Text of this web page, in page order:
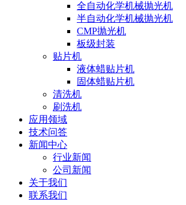
全自动化学机械抛光机
半自动化学机械抛光机
CMP抛光机
板级封装
贴片机
液体蜡贴片机
固体蜡贴片机
清洗机
刷洗机
应用领域
技术问答
新闻中心
行业新闻
公司新闻
关于我们
联系我们